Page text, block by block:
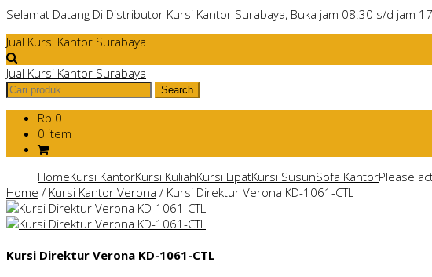
Selamat Datang Di Distributor Kursi Kantor Surabaya, Buka jam 08.30 s/d jam
Jual Kursi Kantor Surabaya
Jual Kursi Kantor Surabaya
Rp 0
0 item
HomeKursi KantorKursi KuliahKursi LipatKursi SusunSofa Kantor
Home / Kursi Kantor Verona / Kursi Direktur Verona KD-1061-CTL
Kursi Direktur Verona KD-1061-CTL
Please